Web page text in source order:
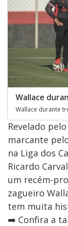
Wallace
Wallace durante
Revelado
marcante
na Liga dos
Ricardo
um recém-
zagueiro
tem muita
➡️ Confira a